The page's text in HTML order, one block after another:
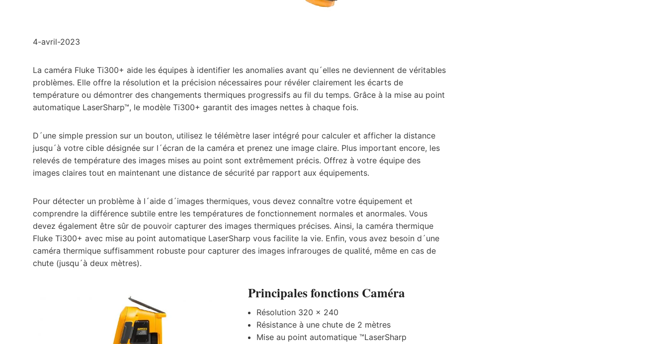
4-avril-2023
La caméra Fluke Ti300+ aide les équipes à identifier les anomalies avant qu´elles ne deviennent de véritables
problèmes. Elle offre la résolution et la précision nécessaires pour révéler clairement les écarts de
température ou démontrer des changements thermiques progressifs au fil du temps. Grâce à la mise au point
automatique LaserSharp™, le modèle Ti300+ garantit des images nettes à chaque fois.
D´une simple pression sur un bouton, utilisez le télémètre laser intégré pour calculer et afficher la distance
jusqu´à votre cible désignée sur l´écran de la caméra et prenez une image claire. Plus important encore, les
relevés de température des images mises au point sont extrêmement précis. Offrez à votre équipe des
images claires tout en maintenant une distance de sécurité par rapport aux équipements.
Pour détecter un problème à l´aide d´images thermiques, vous devez connaître votre équipement et
comprendre la différence subtile entre les températures de fonctionnement normales et anormales. Vous
devez également être sûr de pouvoir capturer des images thermiques précises. Ainsi, la caméra thermique
Fluke Ti300+ avec mise au point automatique LaserSharp vous facilite la vie. Enfin, vous avez besoin d´une
caméra thermique suffisamment robuste pour capturer des images infrarouges de qualité, même en cas de
chute (jusqu´à deux mètres).
Principales fonctions Caméra
Résolution 320 x 240
Résistance à une chute de 2 mètres
Mise au point automatique ™LaserSharp